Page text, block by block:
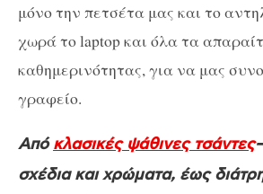
μόνο την πετσέτα μας και το
χωρά το laptop και όλα τα
καθημερινότητας, για να μας
γραφείο.
Απόκλασικές ψάθινες τσάντες
σχέδια και χρώματα, έως